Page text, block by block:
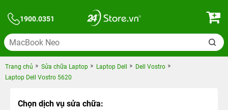
1900.0351
Trang chủ Sửa chữa Laptop Laptop Dell
Dell Vostro
Laptop Dell Vostro 5620
Chọn dịch vụ sửa chữa: